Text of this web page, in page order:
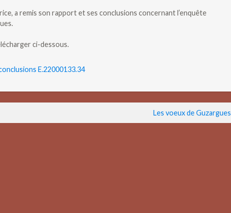
a remis son rapport et ses conclusions concernant l’enquête
ci-dessous.
E.22000133.34
Les voeux de Guzargues